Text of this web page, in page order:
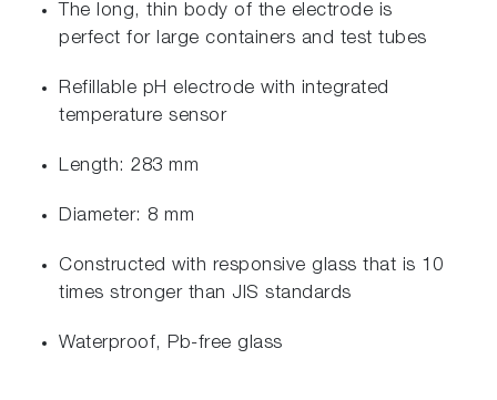
The long, thin body of the electrode is
perfect for large containers and test tubes
Refillable pH electrode with integrated
temperature sensor
Length: 283 mm
Diameter: 8 mm
Constructed with responsive glass that is 10
times stronger than JIS standards
Waterproof, Pb-free glass